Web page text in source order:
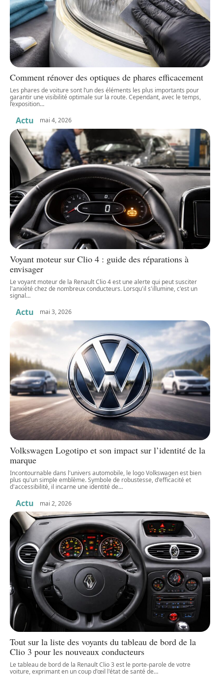
Comment rénover des optiques de phares efficacement
Les phares de voiture sont l’un des éléments les plus importants pour
garantir une visibilité optimale sur la route. Cependant, avec le temps,
l’exposition…
Actu mai 4, 2026
Voyant moteur sur Clio 4 : guide des réparations à
envisager
Le voyant moteur de la Renault Clio 4 est une alerte qui peut susciter
l'anxiété chez de nombreux conducteurs. Lorsqu'il s'illumine, c'est un
signal…
Actu mai 3, 2026
Volkswagen Logotipo et son impact sur l’identité de la
marque
Incontournable dans l'univers automobile, le logo Volkswagen est bien
plus qu'un simple emblème. Symbole de robustesse, d'efficacité et
d'accessibilité, il incarne une identité de…
Actu mai 2, 2026
Tout sur la liste des voyants du tableau de bord de la
Clio 3 pour les nouveaux conducteurs
Le tableau de bord de la Renault Clio 3 est le porte-parole de votre
voiture, exprimant en un coup d'œil l'état de santé de…